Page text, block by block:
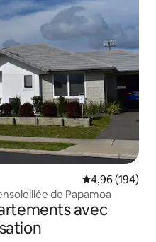
Évaluation
4,96 (194)
de Papamoa
avec